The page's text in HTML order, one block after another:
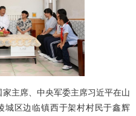
主席、中央军委主席习近平在山
城区边临镇西于架村村民于鑫辉